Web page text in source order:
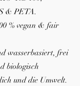
& PETA.
% vegan & fair
wasserbasiert, frei
biologisch
und die Umwelt.